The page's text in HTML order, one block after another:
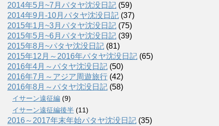
2014年5月~7月パタヤ沈没日記 (59)
2014年9月-10月パタヤ沈没日記 (37)
2015年1月~3月パタヤ沈没日記 (75)
2015年5月~6月パタヤ沈没日記 (39)
2015年8月~パタヤ沈没日記 (81)
2015年12月～2016年パタヤ沈没日記 (65)
2016年4月～パタヤ沈没日記 (50)
2016年7月～アジア周遊旅行 (42)
2016年8月～パタヤ沈没日記 (58)
イサーン遠征編 (9)
イサーン遠征編後半 (11)
2016～2017年末年始パタヤ沈没日記 (35)